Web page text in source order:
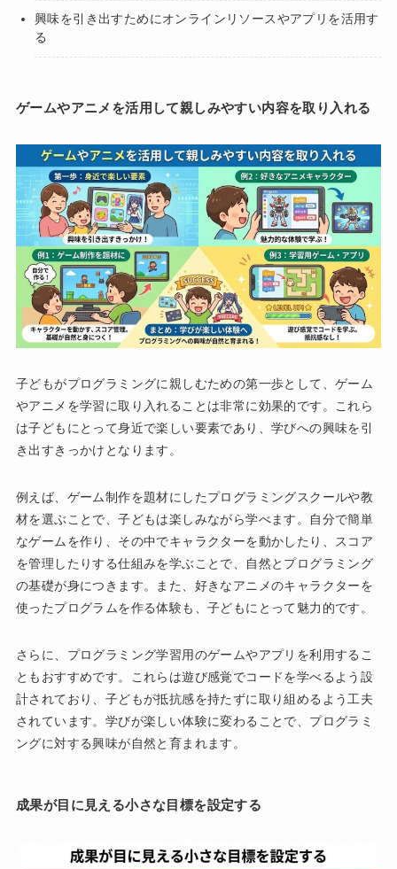
興味を引き出すためにオンラインリソースやアプリを活用す
る
ゲームやアニメを活用して親しみやすい内容を取り入れる
子どもがプログラミングに親しむための第一歩として、ゲーム
やアニメを学習に取り入れることは非常に効果的です。これら
は子どもにとって身近で楽しい要素であり、学びへの興味を引
き出すきっかけとなります。
例えば、ゲーム制作を題材にしたプログラミングスクールや教
材を選ぶことで、子どもは楽しみながら学べます。自分で簡単
なゲームを作り、その中でキャラクターを動かしたり、スコア
を管理したりする仕組みを学ぶことで、自然とプログラミング
の基礎が身につきます。また、好きなアニメのキャラクターを
使ったプログラムを作る体験も、子どもにとって魅力的です。
さらに、プログラミング学習用のゲームやアプリを利用するこ
ともおすすめです。これらは遊び感覚でコードを学べるよう設
計されており、子どもが抵抗感を持たずに取り組めるよう工夫
されています。学びが楽しい体験に変わることで、プログラミ
ングに対する興味が自然と育まれます。
成果が目に見える小さな目標を設定する